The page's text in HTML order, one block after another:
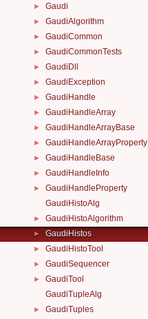
► Gaudi
► GaudiAlgorithm
► GaudiCommon
► GaudiCommonTests
► GaudiDll
► GaudiException
► GaudiHandle
► GaudiHandleArray
► GaudiHandleArrayBase
► GaudiHandleArrayProperty
► GaudiHandleBase
► GaudiHandleInfo
►
GaudiHandleProperty
GaudiHistoAlg
► GaudiHistoAlgorithm
► GaudiHistos
► GaudiHistoTool
► GaudiSequencer
►
GaudiTool
GaudiTupleAlg
► GaudiTuples